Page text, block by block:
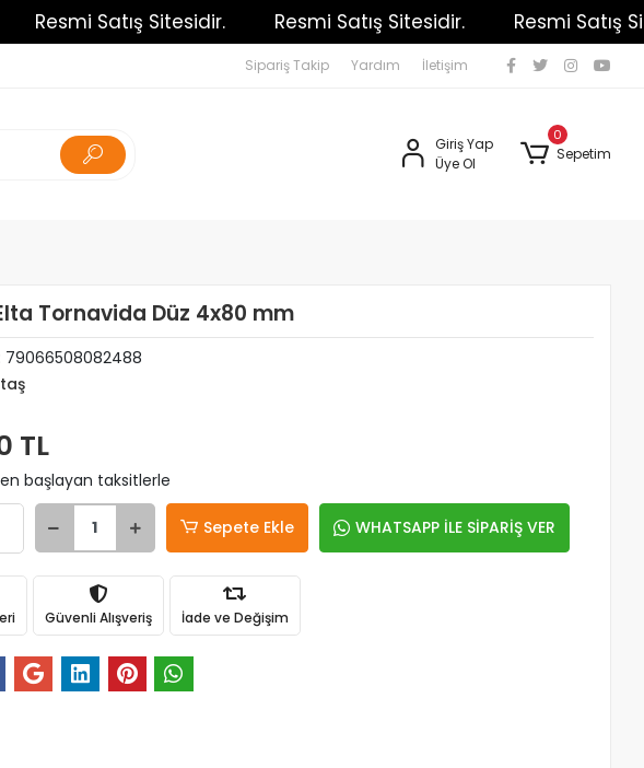
Resmi Satış Sitesidir. Resmi Satış Sitesidir. Resmi Satış
Sipariş Takip Yardım İletişim
Giriş Yap
Üye Ol
0
Sepetim
Tornavida Düz 4x80 mm
79066508082488
TL
başlayan taksitlerle
Sepete Ekle WHATSAPP İLE SİPARİŞ VER
Güvenli Alışveriş İade ve Değişim